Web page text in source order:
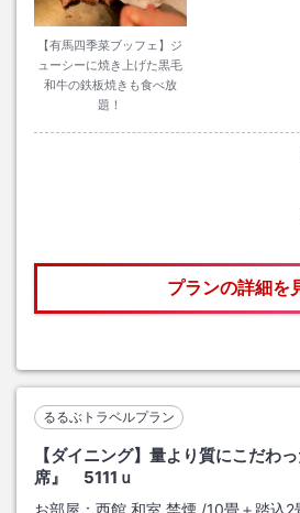
【有馬四季菜ブッフェ】ジ
ューシーに焼き上げた黒毛
和牛の鉄板焼きも食べ放
題！
プランの詳細を
るるぶトラベルプラン
【ダイニング】量より質にこだわ
席』 5111ｕ